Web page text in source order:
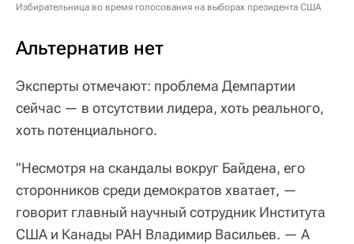
Избирательница во время голосования на выборах президента США
Альтернатив нет
Эксперты отмечают: проблема Демпартии
сейчас — в отсутствии лидера, хоть реального,
хоть потенциального.
"Несмотря на скандалы вокруг Байдена, его
сторонников среди демократов хватает, —
говорит главный научный сотрудник Института
США и Канады РАН Владимир Васильев. — А